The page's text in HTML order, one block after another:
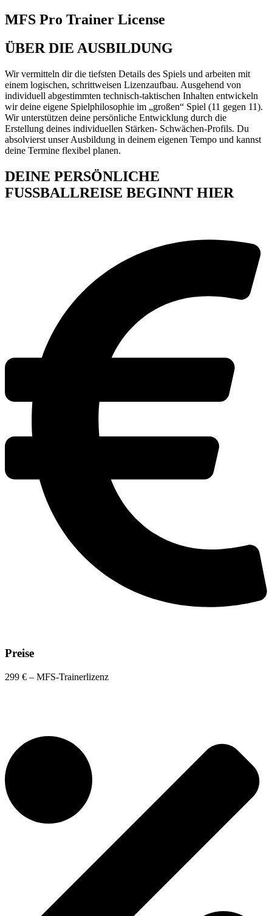
MFS Pro Trainer License
ÜBER DIE AUSBILDUNG
Wir vermitteln dir die tiefsten Details des Spiels und arbeiten mit
einem logischen, schrittweisen Lizenzaufbau. Ausgehend von
individuell abgestimmten technisch-taktischen Inhalten entwickeln
wir deine eigene Spielphilosophie im „großen“ Spiel (11 gegen 11).
Wir unterstützen deine persönliche Entwicklung durch die
Erstellung deines individuellen Stärken- Schwächen-Profils. Du
absolvierst unser Ausbildung in deinem eigenen Tempo und kannst
deine Termine flexibel planen.
DEINE PERSÖNLICHE
FUSSBALLREISE BEGINNT HIER
Preise
299 € – MFS-Trainerlizenz